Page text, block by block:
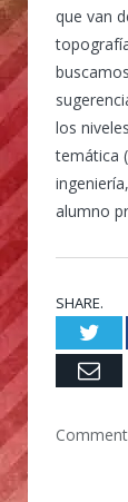
que van
los
temática
alumno
SHARE.